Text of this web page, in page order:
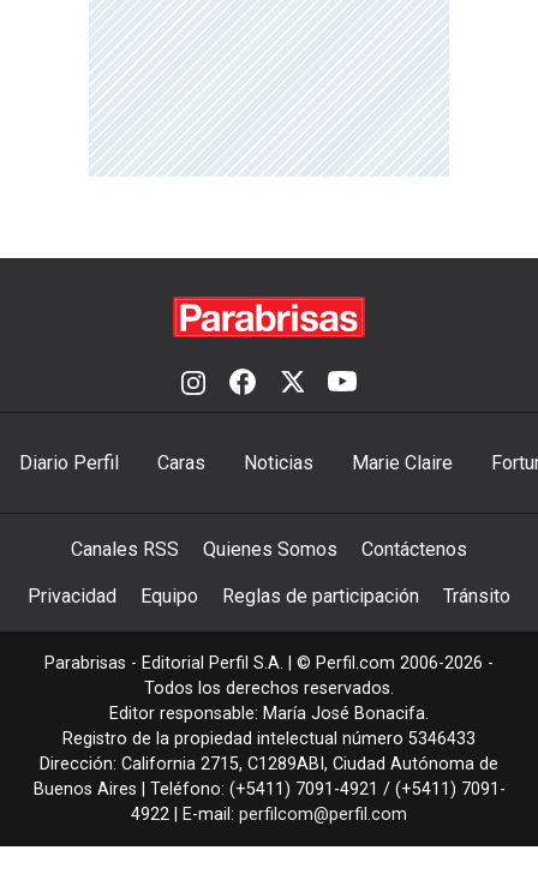
Diario Perfil Caras Noticias Marie Claire
Canales RSS Quienes Somos Contáctenos
Privacidad Equipo Reglas de participación Tránsito
Parabrisas - Editorial Perfil S.A. | © Perfil.com 2006-2026 -
Todos los derechos reservados.
Editor responsable: María José Bonacifa.
Registro de la propiedad intelectual número 5346433
Dirección: California 2715, C1289ABI , Ciudad Autónoma de
Buenos Aires | Teléfono: (+5411) 7091-4921 / (+5411) 7091-
4922 | E-mail: perfilcom@perfil.com